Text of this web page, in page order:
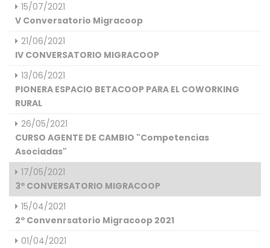
15/07/2021
V Conversatorio Migracoop
21/06/2021
IV CONVERSATORIO MIGRACOOP
13/06/2021
PIONERA ESPACIO BETACOOP PARA EL COWORKING
RURAL
26/05/2021
CURSO AGENTE DE CAMBIO "Competencias
Asociadas"
17/05/2021
3º CONVERSATORIO MIGRACOOP
15/04/2021
2º Convenrsatorio Migracoop 2021
01/04/2021